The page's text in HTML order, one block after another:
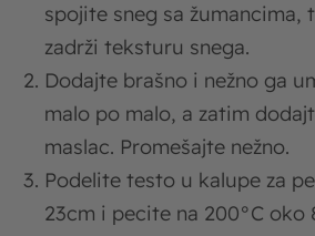
spojite sneg sa žumancima,
zadrži teksturu snega.
Dodajte brašno i nežno ga
malo po malo, a zatim
maslac. Promešajte nežno.
Podelite testo u kalupe za
23cm i pecite na 200°C oko